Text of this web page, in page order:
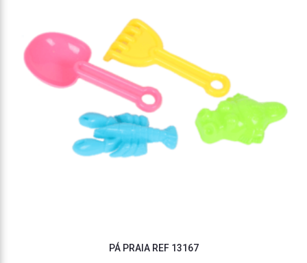
PÁ PRAIA REF 13167